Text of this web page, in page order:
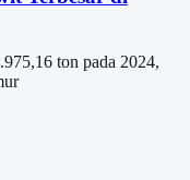
ton pada 2024,